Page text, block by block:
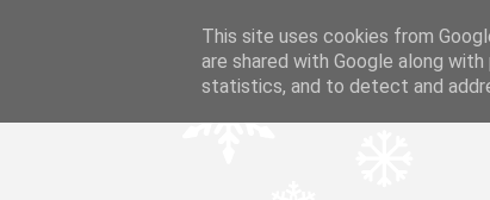
This site uses cookies from
are shared with Google along
statistics, and to detect and